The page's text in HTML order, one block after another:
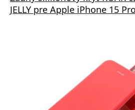
JELLY pre Apple iPhone 15